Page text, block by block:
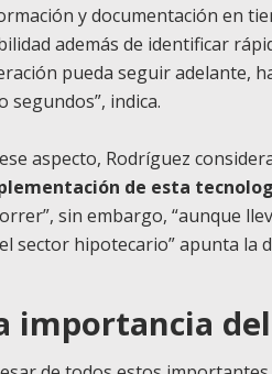
y documentación en
además de identificar
pueda seguir adelante,
segundos”, indica.
aspecto, Rodríguez
de esta
sin embargo, “aunque
sector hipotecario” apunta la
importancia